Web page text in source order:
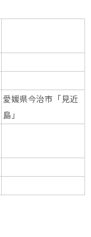
愛媛県今治市「見近
島」